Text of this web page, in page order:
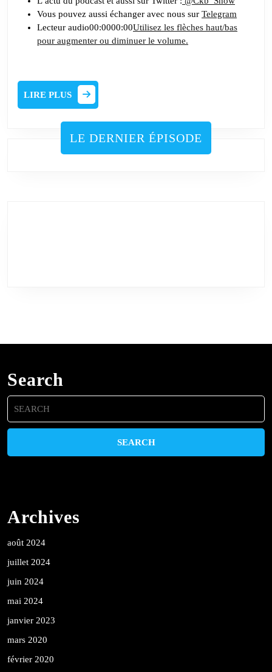
Vous pouvez aussi échanger avec nous sur Telegram
Lecteur audio00:0000:00Utilisez les flèches haut/bas
pour augmenter ou diminuer le volume.
LIRE PLUS
LIRE
PLUS
LE DERNIER ÉPISODE
Search
Search
for:
Archives
août 2024
juillet 2024
juin 2024
mai 2024
janvier 2023
mars 2020
février 2020